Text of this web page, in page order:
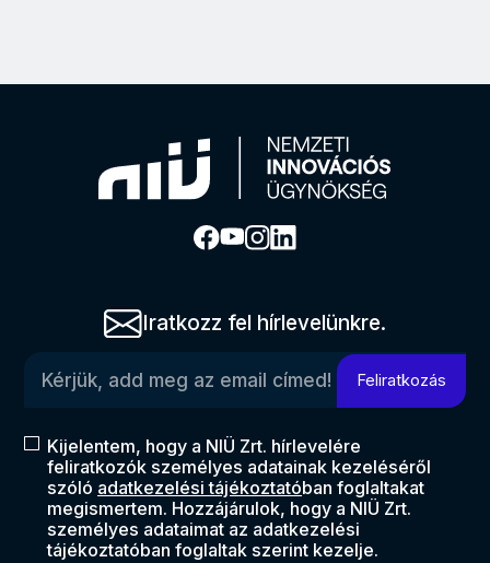
Iratkozz fel hírlevelünkre.
Feliratkozás
Kijelentem, hogy a NIÜ Zrt. hírlevelére
feliratkozók személyes adatainak kezeléséről
szóló adatkezelési tájékoztatóban foglaltakat
megismertem. Hozzájárulok, hogy a NIÜ Zrt.
személyes adataimat az adatkezelési
tájékoztatóban foglaltak szerint kezelje.